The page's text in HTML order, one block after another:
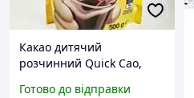
Какао дитячий
розчинний Quick Cao,
Готово до відправки